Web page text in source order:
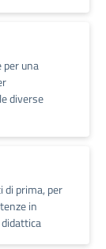
per una
diverse
di prima, per
in